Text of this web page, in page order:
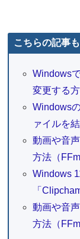
こちらの記事
Windows
変更する
Windows
ァイルを
動画や音
方法（
Windows
「
動画や音
方法（